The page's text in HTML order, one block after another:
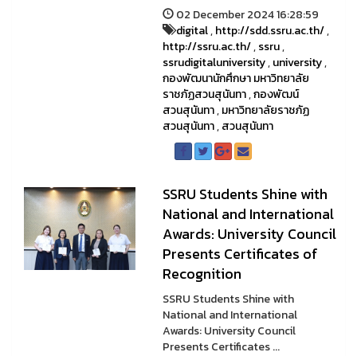
02 December 2024 16:28:59
digital,http://sdd.ssru.ac.th/,
http://ssru.ac.th/,ssru,
ssrudigitaluniversity,university,
กองพัฒนานักศึกษา มหาวิทยาลัย
ราชภัฏสวนสุนันทา,กองพัฒน์
สวนสุนันทา,มหาวิทยาลัยราชภัฏ
สวนสุนันทา,สวนสุนันทา
SSRU Students Shine with
National and International
Awards: University Council
Presents Certificates of
Recognition
SSRU Students Shine with
National and International
Awards: University Council
Presents Certificates ...